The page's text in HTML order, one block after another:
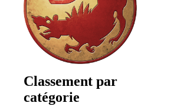
Classement par
catégorie